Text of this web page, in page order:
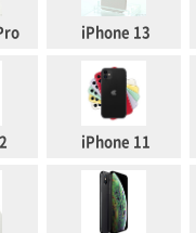
iPhone 13
iPhone 11